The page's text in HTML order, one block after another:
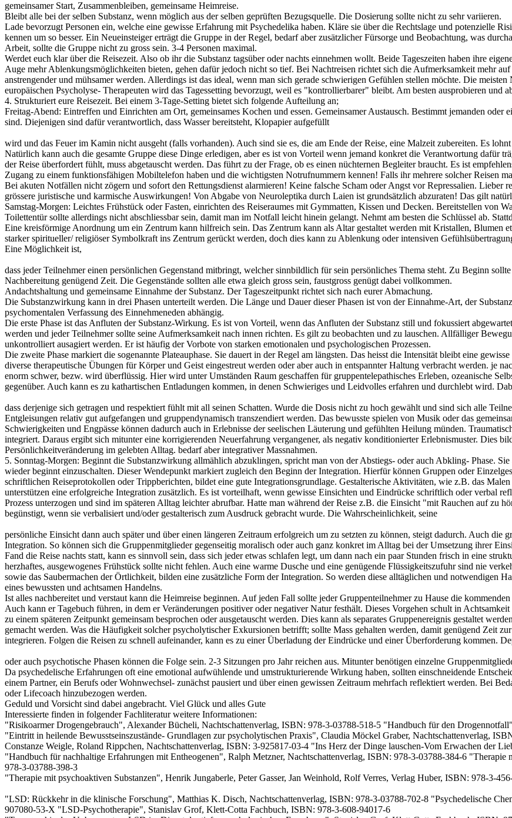
gemeinsamer Start, Zusammenbleiben, gemeinsame Heimreise.
Bleibt alle bei der selben Substanz, wenn möglich aus der selben geprüften Bezugsquelle. Die Dosierung sollte nicht zu sehr variieren.
Lade bevorzugt Personen ein, welche eine gewisse Erfahrung mit Psychedelika haben. Kläre sie über die Rechtslage und potenzielle
kennen um so besser. Ein Neueinsteiger erträgt die Gruppe in der Regel, bedarf aber zusätzlicher Fürsorge und Beobachtung, was
Arbeit, sollte die Gruppe nicht zu gross sein. 3-4 Personen maximal.
Werdet euch klar über die Reisezeit. Also ob ihr die Substanz tagsüber oder nachts einnehmen wollt. Beide Tageszeiten haben ihre
Auge mehr Ablenkungsmöglichkeiten bieten, gehen dafür jedoch nicht so tief. Bei Nachtreisen richtet sich die Aufmerksamkeit mehr
anstrengender und mühsamer werden. Allerdings ist das ideal, wenn man sich gerade schwierigen Gefühlen stellen möchte. Die
europäischen Psycholyse- Therapeuten wird das Tagessetting bevorzugt, weil es "kontrollierbarer" bleibt. Am besten ausprobieren und
4. Strukturiert eure Reisezeit. Bei einem 3-Tage-Setting bietet sich folgende Aufteilung an;
Freitag-Abend: Eintreffen und Einrichten am Ort, gemeinsames Kochen und essen. Gemeinsamer Austausch. Bestimmt jemanden
sind. Diejenigen sind dafür verantwortlich, dass Wasser bereitsteht, Klopapier aufgefüllt
wird und das Feuer im Kamin nicht ausgeht (falls vorhanden). Auch sind sie es, die am Ende der Reise, eine Malzeit zubereiten. Es
Natürlich kann auch die gesamte Gruppe diese Dinge erledigen, aber es ist von Vorteil wenn jemand konkret die Verantwortung dafür
der Reise überfordert fühlt, muss abgetauscht werden. Das führt zu der Frage, ob es einen nüchternen Begleiter braucht. Es ist
Zugang zu einem funktionsfähigen Mobiltelefon haben und die wichtigsten Notrufnummern kennen! Falls ihr mehrere solcher Reisen
Bei akuten Notfällen nicht zögern und sofort den Rettungsdienst alarmieren! Keine falsche Scham oder Angst vor Repressalien. Lieber
grössere juristische und karmische Auswirkungen! Von Abgabe von Neuroleptika durch Laien ist grundsätzlich abzuraten! Das gilt
Samstag-Morgen: Leichtes Frühstück oder Fasten, einrichten des Reiseraumes mit Gymmatten, Kissen und Decken. Bereitstellen von
Toilettentür sollte allerdings nicht abschliessbar sein, damit man im Notfall leicht hinein gelangt. Nehmt am besten die Schlüssel ab.
Eine kreisförmige Anordnung um ein Zentrum kann hilfreich sein. Das Zentrum kann als Altar gestaltet werden mit Kristallen, Blumen
starker spiritueller/ religiöser Symbolkraft ins Zentrum gerückt werden, doch dies kann zu Ablenkung oder intensiven
Eine Möglichkeit ist,
dass jeder Teilnehmer einen persönlichen Gegenstand mitbringt, welcher sinnbildlich für sein persönliches Thema steht. Zu Beginn
Nachbereitung genügend Zeit. Die Gegenstände sollten alle etwa gleich gross sein, faustgross genügt dabei vollkommen.
Andachtshaltung und gemeinsame Einnahme der Substanz. Der Tageszeitpunkt richtet sich nach eurer Abmachung.
Die Substanzwirkung kann in drei Phasen unterteilt werden. Die Länge und Dauer dieser Phasen ist von der Einnahme-Art, der
psychomentalen Verfassung des Einnehmeneden abhängig.
Die erste Phase ist das Anfluten der Substanz-Wirkung. Es ist von Vorteil, wenn das Anfluten der Substanz still und fokussiert
werden und jeder Teilnehmer sollte seine Aufmerksamkeit nach innen richten. Es gilt zu beobachten und zu lauschen. Allfälliger
unkontrolliert ausagiert werden. Er ist häufig der Vorbote von starken emotionalen und psychologischen Prozessen.
Die zweite Phase markiert die sogenannte Plateauphase. Sie dauert in der Regel am längsten. Das heisst die Intensität bleibt eine
diverse therapeutische Übungen für Körper und Geist eingestreut werden oder aber auch in entspannter Haltung verbracht werden. je
enorm schwer, bezw. wird überflüssig. Hier wird unter Umständen Raum geschaffen für gruppentelepathisches Erleben, ozeanische
gegenüber. Auch kann es zu kathartischen Entladungen kommen, in denen Schwieriges und Leidvolles erfahren und durchlebt wird.
dass derjenige sich getragen und respektiert fühlt mit all seinen Schatten. Wurde die Dosis nicht zu hoch gewählt und sind sich alle
Entgleisungen relativ gut aufgefangen und gruppendynamisch transzendiert werden. Das bewusste spielen von Musik oder das
Schwierigkeiten und Engpässe können dadurch auch in Erlebnisse der seelischen Läuterung und gefühlten Heilung münden.
integriert. Daraus ergibt sich mitunter eine korrigierenden Neuerfahrung vergangener, als negativ konditionierter Erlebnismuster. Dies
Persönlichkeitveränderung im gelebten Alltag. bedarf aber integrativer Massnahmen.
5. Sonntag-Morgen: Beginnt die Substanzwirkung allmählich abzuklingen, spricht man von der Abstiegs- oder auch Abkling- Phase.
wieder beginnt einzuschalten. Dieser Wendepunkt markiert zugleich den Beginn der Integration. Hierfür können Gruppen oder
schriftlichen Reiseprotokollen oder Trippberichten, bildet eine gute Integrationsgrundlage. Gestalterische Aktivitäten, wie z.B. das
unterstützen eine erfolgreiche Integration zusätzlich. Es ist vorteilhaft, wenn gewisse Einsichten und Eindrücke schriftlich oder verbal
Prozess unterzogen und sind im späteren Alltag leichter abrufbar. Hatte man während der Reise z.B. die Einsicht "mit Rauchen auf zu
begünstigt, wenn sie verbalisiert und/oder gestalterisch zum Ausdruck gebracht wurde. Die Wahrscheinlichkeit, seine
persönliche Einsicht dann auch später und über einen längeren Zeitraum erfolgreich um zu setzten zu können, steigt dadurch. Auch
Integration. So können sich die Gruppenmitglieder gegenseitig moralisch oder auch ganz konkret im Alltag bei der Umsetzung ihrer
Fand die Reise nachts statt, kann es sinnvoll sein, dass sich jeder etwas schlafen legt, um dann nach ein paar Stunden frisch in eine
herzhaftes, ausgewogenes Frühstück sollte nicht fehlen. Auch eine warme Dusche und eine genügende Flüssigkeitszufuhr sind nie
sowie das Saubermachen der Örtlichkeit, bilden eine zusätzliche Form der Integration. So werden diese alltäglichen und notwendigen
eines bewussten und achtsamen Handelns.
Ist alles nachbereitet und verstaut kann die Heimreise beginnen. Auf jeden Fall sollte jeder Gruppenteilnehmer zu Hause die
Auch kann er Tagebuch führen, in dem er Veränderungen positiver oder negativer Natur festhält. Dieses Vorgehen schult in
zu einem späteren Zeitpunkt gemeinsam besprochen oder ausgetauscht werden. Dies kann als separates Gruppenereignis gestaltet
gemacht werden. Was die Häufigkeit solcher psycholytischer Exkursionen betrifft; sollte Mass gehalten werden, damit genügend Zeit
integrieren. Folgen die Reisen zu schnell aufeinander, kann es zu einer Überladung der Eindrücke und einer Überforderung kommen.
oder auch psychotische Phasen können die Folge sein. 2-3 Sitzungen pro Jahr reichen aus. Mitunter benötigen einzelne
Da psychedelische Erfahrungen oft eine emotional aufwühlende und umstrukturierende Wirkung haben, sollten einschneidende
einem Partner, ein Berufs oder Wohnwechsel- zunächst pausiert und über einen gewissen Zeitraum mehrfach reflektiert werden. Bei
oder Lifecoach hinzubezogen werden.
Geduld und Vorsicht sind dabei angebracht. Viel Glück und alles Gute
Interessierte finden in folgender Fachliteratur weitere Informationen:
"Risikoarmer Drogengebrauch", Alexander Bücheli, Nachtschattenverlag, ISBN: 978-3-03788-518-5 "Handbuch für den
"Eintritt in heilende Bewusstseinszustände- Grundlagen zur psycholytischen Praxis", Claudia Möckel Graber, Nachtschattenverlag,
Constanze Weigle, Roland Rippchen, Nachtschattenverlag, ISBN: 3-925817-03-4 "Ins Herz der Dinge lauschen-Vom Erwachen der
"Handbuch für nachhaltige Erfahrungen mit Entheogenen", Ralph Metzner, Nachtschattenverlag, ISBN: 978-3-03788-384-6
978-3-03788-398-3
"Therapie mit psychoaktiven Substanzen", Henrik Jungaberle, Peter Gasser, Jan Weinhold, Rolf Verres, Verlag Huber, ISBN: 978-3-
"LSD: Rückkehr in die klinische Forschung", Matthias K. Disch, Nachtschattenverlag, ISBN: 978-3-03788-702-8 "Psychedelische
907080-53-X "LSD-Psychotherapie", Stanislav Grof, Klett-Cotta Fachbuch, ISBN: 978-3-608-94017-6